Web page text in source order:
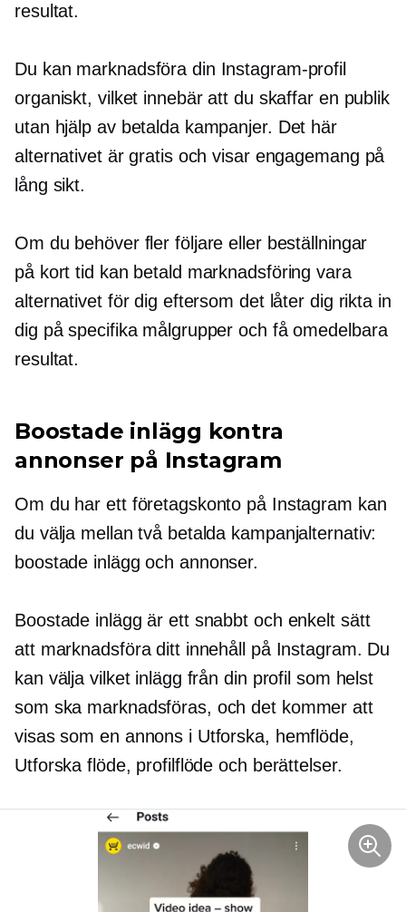
resultat.
Du kan marknadsföra din Instagram-profil
organiskt, vilket innebär att du skaffar en publik
utan hjälp av betalda kampanjer. Det här
alternativet är gratis och visar engagemang på
lång sikt.
Om du behöver fler följare eller beställningar
på kort tid kan betald marknadsföring vara
alternativet för dig eftersom det låter dig rikta in
dig på specifika målgrupper och få omedelbara
resultat.
Boostade inlägg kontra
annonser på Instagram
Om du har ett företagskonto på Instagram kan
du välja mellan två betalda kampanjalternativ:
boostade inlägg och annonser.
Boostade inlägg är ett snabbt och enkelt sätt
att marknadsföra ditt innehåll på Instagram. Du
kan välja vilket inlägg från din profil som helst
som ska marknadsföras, och det kommer att
visas som en annons i Utforska, hemflöde,
Utforska flöde, profilflöde och berättelser.